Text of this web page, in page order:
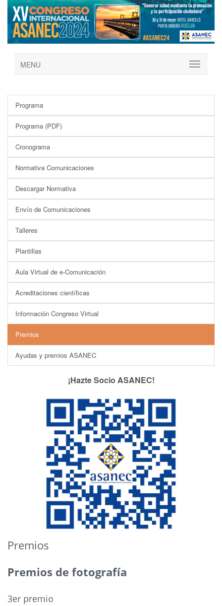
MENU
Programa
Programa (PDF)
Cronograma
Normativa Comunicaciones
Descargar Normativa
Envío de Comunicaciones
Talleres
Plantillas
Aula Virtual de e-Comunicación
Acreditaciones científicas
Información Congreso Virtual
Premios
Ayudas y premios ASANEC
¡Hazte Socio ASANEC!
Premios
Premios de fotografía
3er premio